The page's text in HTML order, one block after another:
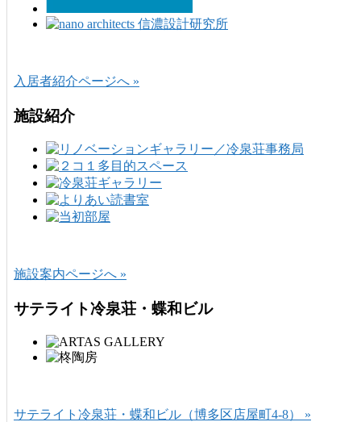
入居者紹介ページへ »
施設紹介
施設案内ページへ »
サテライト冷泉荘・蝶和ビル
サテライト冷泉荘・蝶和ビル（博多区店屋町4-8） »